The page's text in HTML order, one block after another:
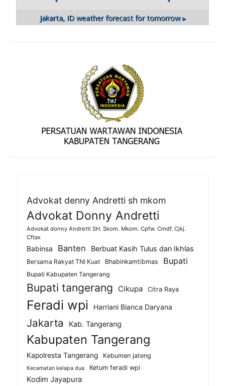
Jakarta, IDweather forecast for tomorrow ▸
Advokat denny Andretti sh mkom
Advokat Donny Andretti
Advokat donny Andretti SH. Skom. Mkom. Cpfw. Cmdf. Cjkj.
Cftax
Babinsa Banten Berbuat Kasih Tulus dan Ikhlas
Bersama Rakyat TNI Kuat Bhabinkamtibmas Bupati
Bupati Kabupaten Tangerang
Bupati tangerang Cikupa Citra Raya
Feradi wpi Harriani Bianca Daryana
Jakarta Kab. Tangerang
Kabupaten Tangerang
Kapolresta Tangerang Kebumen jateng
Kecamatan kelapa dua Ketum feradi wpi
Kodim Jayapura